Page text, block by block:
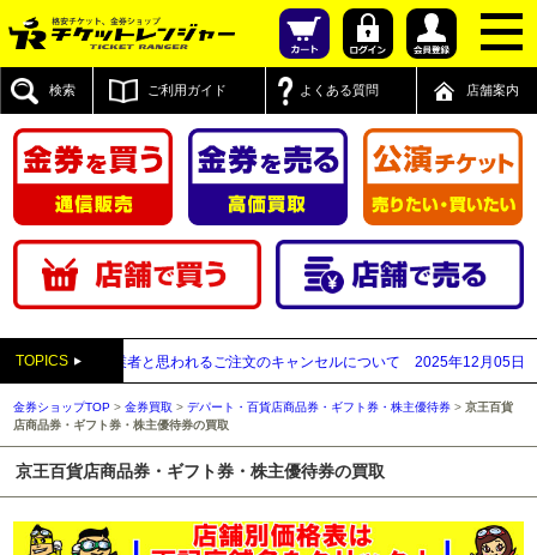
検索 ご利用ガイド よくある質問 店舗案内
TOPICS
買取業者と思われるご注文のキャンセルについて 2025年12月05日 【2025年～
金券ショップTOP >金券買取 >デパート・百貨店商品券・ギフト券・株主優待券 >京王百貨
店商品券・ギフト券・株主優待券の買取
京王百貨店商品券・ギフト券・株主優待券の買取